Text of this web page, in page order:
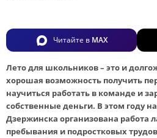
Читайте в MAX
Лето для школьников – это и
хорошая возможность получить
научиться работать в команде и
собственные деньги. В этом году
Дзержинска организована работа
пребывания и подростковых